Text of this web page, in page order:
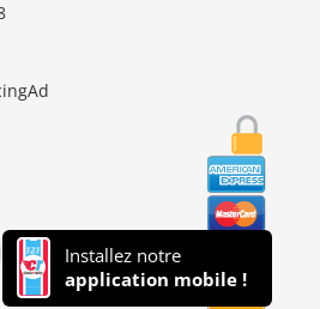
Installez notre
application mobile !